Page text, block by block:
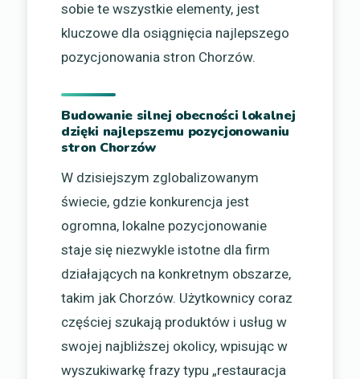
sobie te wszystkie elementy, jest
kluczowe dla osiągnięcia najlepszego
pozycjonowania stron Chorzów.
Budowanie silnej obecności lokalnej
dzięki najlepszemu pozycjonowaniu
stron Chorzów
W dzisiejszym zglobalizowanym
świecie, gdzie konkurencja jest
ogromna, lokalne pozycjonowanie
staje się niezwykle istotne dla firm
działających na konkretnym obszarze,
takim jak Chorzów. Użytkownicy coraz
częściej szukają produktów i usług w
swojej najbliższej okolicy, wpisując w
wyszukiwarkę frazy typu „restauracja